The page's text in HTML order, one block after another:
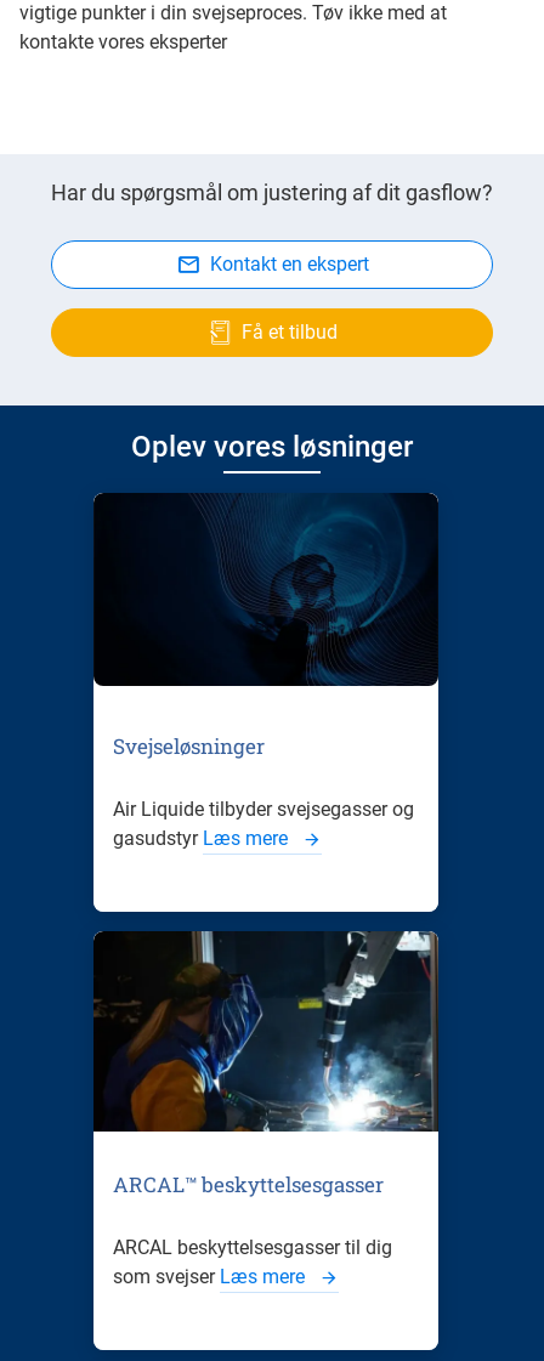
vigtige punkter i din svejseproces. Tøv ikke med at
kontakte vores eksperter
Har du spørgsmål om justering af dit gasflow?
Kontakt en ekspert
Få et tilbud
Oplev vores løsninger
Svejseløsninger
Air Liquide tilbyder svejsegasser og
gasudstyr Læs mere
ARCAL™ beskyttelsesgasser
ARCAL beskyttelsesgasser til dig
som svejser Læs mere